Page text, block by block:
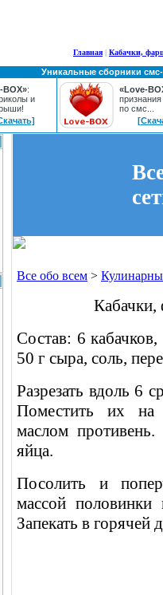
Главная | Кабачки,
Уникальные сборники
BOX»:
и
«Love-
по смс...
Все обо всем >
Состав: 6
50 г сыра, соль,
Разрезать вдоль 6
Поместить их на
маслом
яйца.
Посолить и
массой половинки
Запекать в горячей